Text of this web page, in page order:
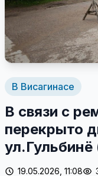
В Висагинасе
В связи с
перекрыто
19.05.2026, 11:08